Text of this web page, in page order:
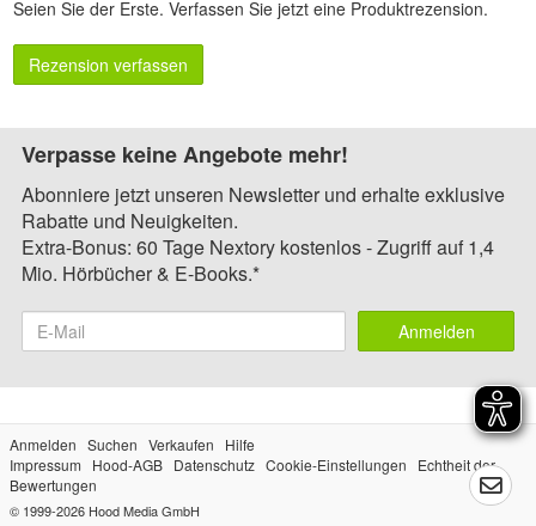
Seien Sie der Erste. Verfassen Sie jetzt eine Produktrezension.
Rezension verfassen
Verpasse keine Angebote mehr!
Abonniere jetzt unseren Newsletter und erhalte exklusive
Rabatte und Neuigkeiten.
Extra-Bonus: 60 Tage Nextory kostenlos - Zugriff auf 1,4
Mio. Hörbücher & E-Books.*
Anmelden
Anmelden Suchen Verkaufen
Hilfe
Impressum
Hood-AGB Datenschutz Cookie-Einstellungen
Echtheit der
Bewertungen
© 1999-2026 Hood Media GmbH